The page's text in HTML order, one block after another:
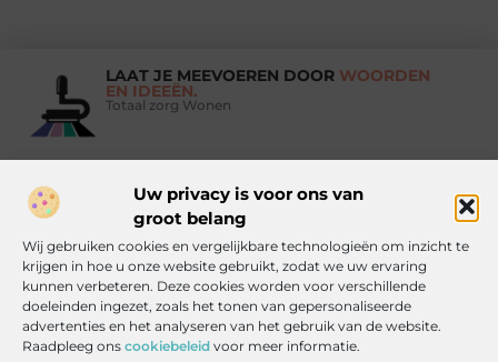
Uw privacy is voor ons van
groot belang
Wij gebruiken cookies en vergelijkbare technologieën om inzicht te
krijgen in hoe u onze website gebruikt, zodat we uw ervaring
kunnen verbeteren. Deze cookies worden voor verschillende
doeleinden ingezet, zoals het tonen van gepersonaliseerde
advertenties en het analyseren van het gebruik van de website.
Raadpleeg ons cookiebeleid voor meer informatie.
LAAT JE MEEVOEREN DOOR WOORDEN
EN IDEEËN.
Totaal zorg Wonen
Vind Ons Hier :
Beroemdheden Uit de Media Partners Over ons
Contact Artikel publiceren Website index